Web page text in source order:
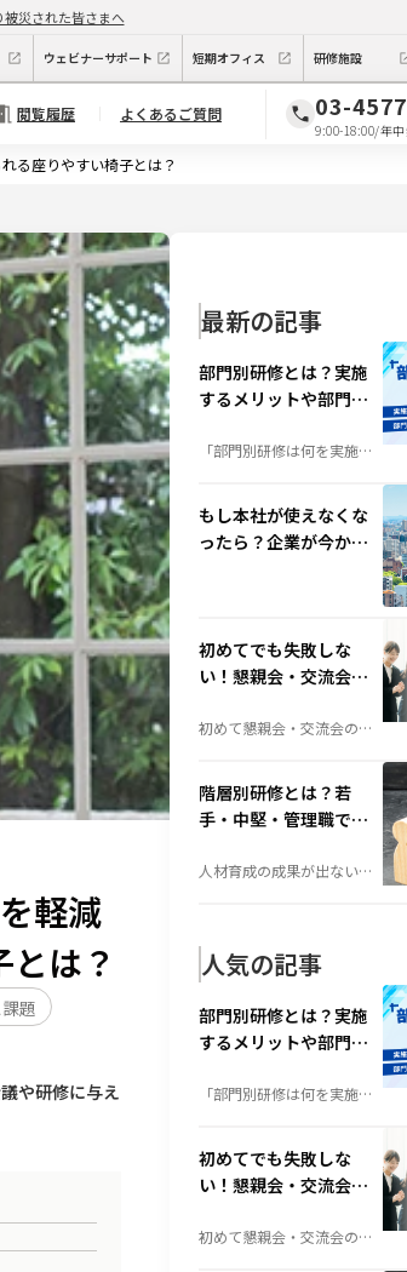
災された皆さまへ
ウェビナーサポート 短期オフィス 研修施設
閲覧履歴 よくあるご質問 03-
9:00-18:00/年
る座りやすい椅子とは？
軽減
は？
題
や研修に与え
最新の記事
部門別研修とは？実施
するメリットや部門ご
「部門別研修は何を実施す
ればよい？」そんな担当者
ト、部門ごとの研修内容
例、成功させるポイントま
で、人材育成に役立つ情報
を分かりやすく解説しま
もし本社が使えなくな
ったら？企業が今から
初めてでも失敗しな
い！懇親会・交流会準
本ガイド
初めて懇親会・交流会の幹
事を任された方へ。会場選
敗しないためのポイントを
分かりやすく解説します。
階層別研修とは？若
手・中堅・管理職で変
人材育成の成果が出ない原
因は、「研修不足」ではな
層別研修」は、組織力向上
の鍵となる施策です。若
手・中堅・管理職それぞれ
に必要な研修テーマや実施
人気の記事
部門別研修とは？実施
するメリットや部門ご
「部門別研修は何を実施す
ればよい？」そんな担当者
ト、部門ごとの研修内容
例、成功させるポイントま
で、人材育成に役立つ情報
を分かりやすく解説しま
初めてでも失敗しな
い！懇親会・交流会準
本ガイド
初めて懇親会・交流会の幹
事を任された方へ。会場選